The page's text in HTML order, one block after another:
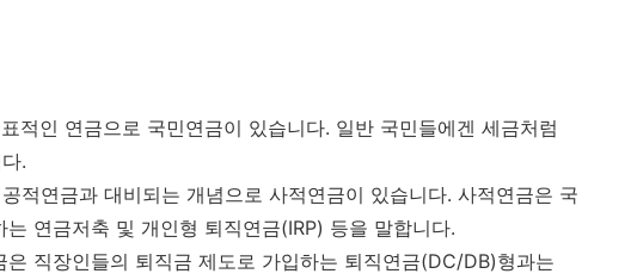
적인 연금으로 국민연금이 있습니다. 일반 국민들에겐 세금처럼
.
적연금과 대비되는 개념으로 사적연금이 있습니다. 사적연금은 국
연금저축 및 개인형 퇴직연금(IRP) 등을 말합니다.
직장인들의 퇴직금 제도로 가입하는 퇴직연금(DC/DB)형과는